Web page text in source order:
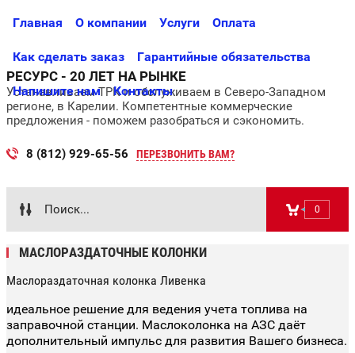
Главная О компании Услуги Оплата
Как сделать заказ Гарантийные обязательства
Напишите нам Контакты
РЕСУРС - 20 ЛЕТ НА РЫНКЕ
Устанавливаем ТРК и обслуживаем в Северо-Западном
регионе, в Карелии. Компетентные коммерческие
предложения - поможем разобраться и сэкономить.
8 (812) 929-65-56 ПЕРЕЗВОНИТЬ ВАМ?
0
МАСЛОРАЗДАТОЧНЫЕ КОЛОНКИ
Маслораздаточная колонка Ливенка
идеальное решение для ведения учета топлива на
заправочной станции. Маслоколонка на АЗС даёт
дополнительный импульс для развития Вашего бизнеса.